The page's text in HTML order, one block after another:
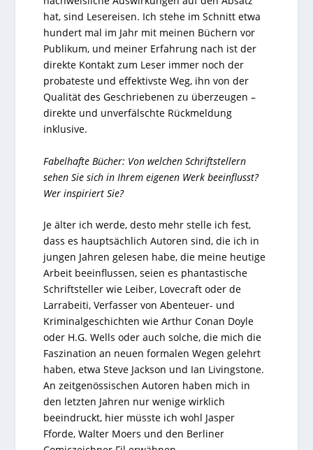
hat, sind Lesereisen. Ich stehe im Schnitt etwa
hundert mal im Jahr mit meinen Büchern vor
Publikum, und meiner Erfahrung nach ist der
direkte Kontakt zum Leser immer noch der
probateste und effektivste Weg, ihn von der
Qualität des Geschriebenen zu überzeugen –
direkte und unverfälschte Rückmeldung
inklusive.
Fabelhafte Bücher: Von welchen Schriftstellern
sehen Sie sich in Ihrem eigenen Werk beeinflusst?
Wer inspiriert Sie?
Je älter ich werde, desto mehr stelle ich fest,
dass es hauptsächlich Autoren sind, die ich in
jungen Jahren gelesen habe, die meine heutige
Arbeit beeinflussen, seien es phantastische
Schriftsteller wie Leiber, Lovecraft oder de
Larrabeiti, Verfasser von Abenteuer- und
Kriminalgeschichten wie Arthur Conan Doyle
oder H.G. Wells oder auch solche, die mich die
Faszination an neuen formalen Wegen gelehrt
haben, etwa Steve Jackson und Ian Livingstone.
An zeitgenössischen Autoren haben mich in
den letzten Jahren nur wenige wirklich
beeindruckt, hier müsste ich wohl Jasper
Fforde, Walter Moers und den Berliner